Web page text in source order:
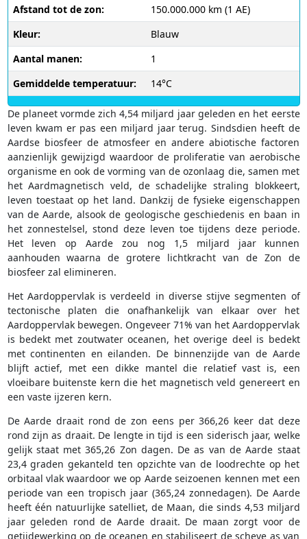
Afstand tot de zon:
150.000.000 km (1 AE)
Kleur:
Blauw
Aantal manen:
1
Gemiddelde temperatuur:
14°C
De planeet vormde zich 4,54 miljard jaar geleden en het eerste
leven kwam er pas een miljard jaar terug. Sindsdien heeft de
Aardse biosfeer de atmosfeer en andere abiotische factoren
aanzienlijk gewijzigd waardoor de proliferatie van aerobische
organisme en ook de vorming van de ozonlaag die, samen met
het Aardmagnetisch veld, de schadelijke straling blokkeert,
leven toestaat op het land. Dankzij de fysieke eigenschappen
van de Aarde, alsook de geologische geschiedenis en baan in
het zonnestelsel, stond deze leven toe tijdens deze periode.
Het leven op Aarde zou nog 1,5 miljard jaar kunnen
aanhouden waarna de grotere lichtkracht van de Zon de
biosfeer zal elimineren.
Het Aardoppervlak is verdeeld in diverse stijve segmenten of
tectonische platen die onafhankelijk van elkaar over het
Aardoppervlak bewegen. Ongeveer 71% van het Aardoppervlak
is bedekt met zoutwater oceanen, het overige deel is bedekt
met continenten en eilanden. De binnenzijde van de Aarde
blijft actief, met een dikke mantel die relatief vast is, een
vloeibare buitenste kern die het magnetisch veld genereert en
een vaste ijzeren kern.
De Aarde draait rond de zon eens per 366,26 keer dat deze
rond zijn as draait. De lengte in tijd is een siderisch jaar, welke
gelijk staat met 365,26 Zon dagen. De as van de Aarde staat
23,4 graden gekanteld ten opzichte van de loodrechte op het
orbitaal vlak waardoor we op Aarde seizoenen kennen met een
periode van een tropisch jaar (365,24 zonnedagen). De Aarde
heeft één natuurlijke satelliet, de Maan, die sinds 4,53 miljard
jaar geleden rond de Aarde draait. De maan zorgt voor de
getijdewerking op de oceanen en stabiliseert de scheve as van